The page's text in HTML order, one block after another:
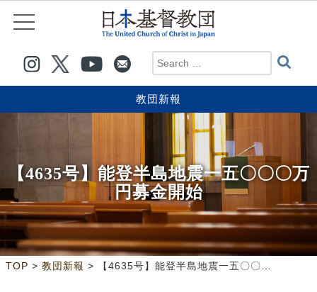
教団新報
【4635号】能登半島地震一五〇〇〇万
円募金開始
TOP > 教団新報 > 【4635号】能登半島地震一五〇〇〇万円募金開始